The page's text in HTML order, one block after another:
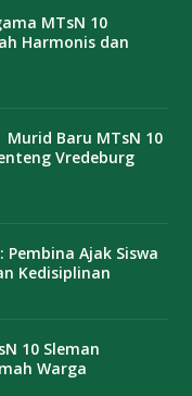
MTsN 10
Harmonis dan
Murid Baru MTsN 10
Vredeburg
Pembina Ajak Siswa
Kedisiplinan
10 Sleman
Warga